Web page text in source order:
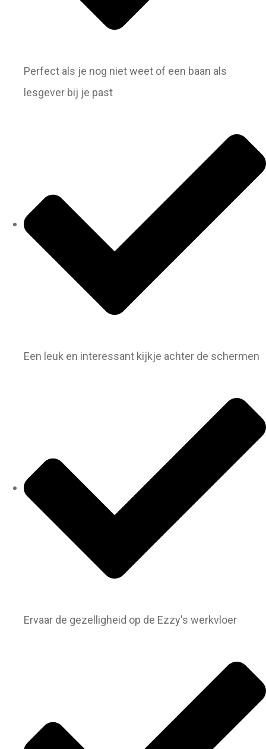
Perfect als je nog niet weet of een baan als
lesgever bij je past
Een leuk en interessant kijkje achter de schermen
Ervaar de gezelligheid op de Ezzy's werkvloer